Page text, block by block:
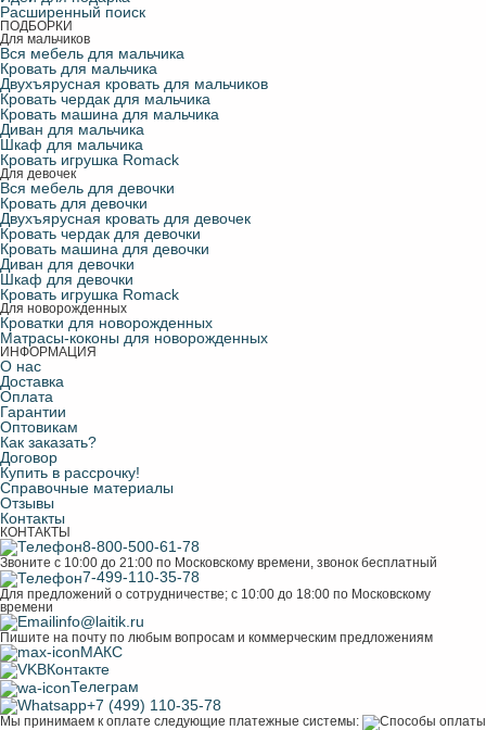
Расширенный поиск
ПОДБОРКИ
Для мальчиков
Вся мебель для мальчика
Кровать для мальчика
Двухъярусная кровать для мальчиков
Кровать чердак для мальчика
Кровать машина для мальчика
Диван для мальчика
Шкаф для мальчика
Кровать игрушка Romack
Для девочек
Вся мебель для девочки
Кровать для девочки
Двухъярусная кровать для девочек
Кровать чердак для девочки
Кровать машина для девочки
Диван для девочки
Шкаф для девочки
Кровать игрушка Romack
Для новорожденных
Кроватки для новорожденных
Матрасы-коконы для новорожденных
ИНФОРМАЦИЯ
О нас
Доставка
Оплата
Гарантии
Оптовикам
Как заказать?
Договор
Купить в рассрочку!
Справочные материалы
Отзывы
Контакты
КОНТАКТЫ
8-800-500-61-78
Звоните с 10:00 до 21:00 по Московскому времени, звонок бесплатный
7-499-110-35-78
Для предложений о сотрудничестве; с 10:00 до 18:00 по Московскому
времени
info@laitik.ru
Пишите на почту по любым вопросам и коммерческим предложениям
МАКС
ВКонтакте
Телеграм
+7 (499) 110-35-78
Мы принимаем к оплате следующие платежные системы: